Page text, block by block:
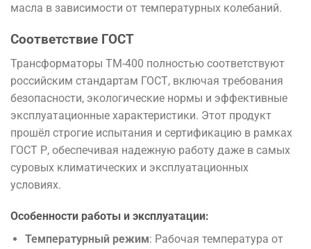
масла в зависимости от температурных колебаний.
Соответствие ГОСТ
Трансформаторы TM-400 полностью соответствуют
российским стандартам ГОСТ, включая требования
безопасности, экологические нормы и эффективные
эксплуатационные характеристики. Этот продукт
прошёл строгие испытания и сертификацию в рамках
ГОСТ Р, обеспечивая надежную работу даже в самых
суровых климатических и эксплуатационных
условиях.
Особенности работы и эксплуатации:
Температурный режим: Рабочая температура от